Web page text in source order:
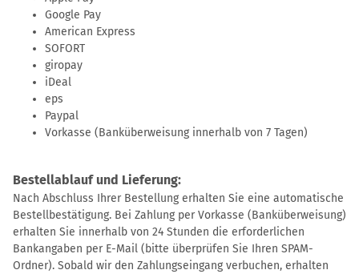
Google Pay
American Express
SOFORT
giropay
iDeal
eps
Paypal
Vorkasse (Banküberweisung innerhalb von 7 Tagen)
Bestellablauf und Lieferung:
Nach Abschluss Ihrer Bestellung erhalten Sie eine automatische
Bestellbestätigung. Bei Zahlung per Vorkasse (Banküberweisung)
erhalten Sie innerhalb von 24 Stunden die erforderlichen
Bankangaben per E-Mail (bitte überprüfen Sie Ihren SPAM-
Ordner). Sobald wir den Zahlungseingang verbuchen, erhalten